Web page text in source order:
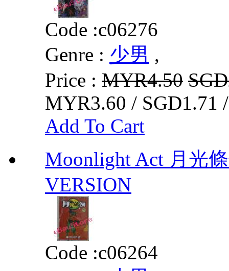
Code :c06276
Genre : 少男 ,
Price : MYR4.50
MYR3.60 / SGD1.71
Add To Cart
Moonlight Act 月光
VERSION
Code :c06264